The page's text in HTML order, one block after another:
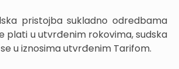
pristojba sukladno odredbama
plati u utvrđenim rokovima, sudska
u iznosima utvrđenim Tarifom.